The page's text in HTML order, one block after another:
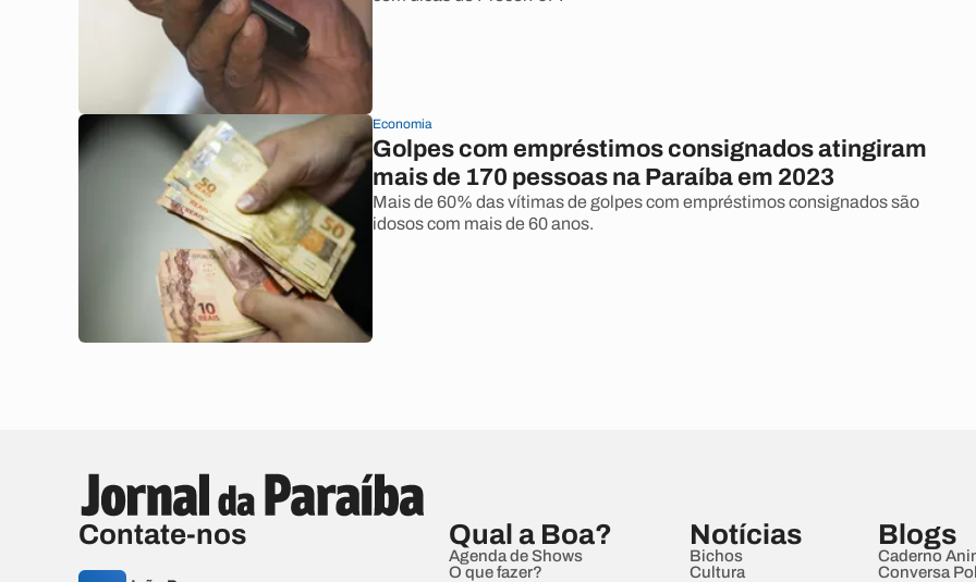
Economia
Golpes com empréstimos consignados atingiram
mais de 170 pessoas na Paraíba em 2023
Mais de 60% das vítimas de golpes com empréstimos consignados são
idosos com mais de 60 anos.
Contate-nos Qual a Boa?
Agenda de Shows
O que fazer?
Notícias
Bichos
Cultura
Blogs
Caderno
Conversa